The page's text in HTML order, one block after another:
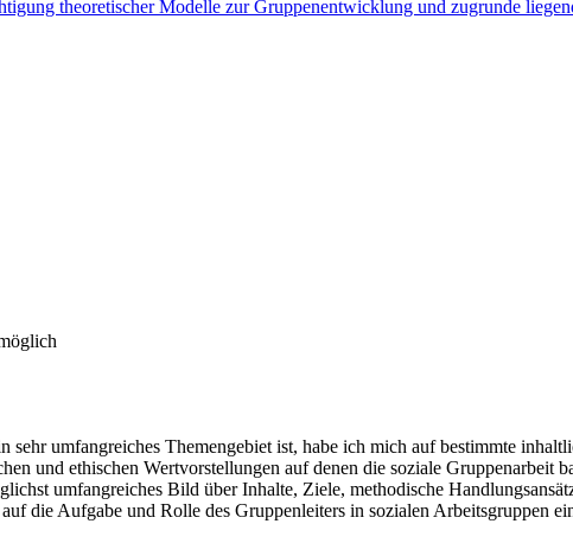
umfangreiches Themengebiet ist, habe ich mich auf bestimmte
und ethischen Wertvorstellungen auf denen die soziale Gruppenarbeit
umfangreiches Bild über Inhalte, Ziele, methodische
die Aufgabe und Rolle des Gruppenleiters in sozialen Arbeitsgruppen